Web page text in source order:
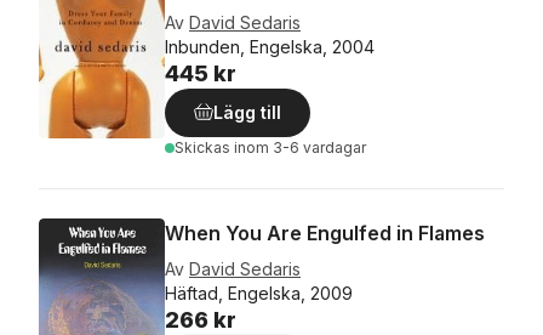
Av David Sedaris
Inbunden, Engelska, 2004
445 kr
Lägg till
Skickas inom 3-6 vardagar
When You Are Engulfed in Flames
Av David Sedaris
Häftad, Engelska, 2009
266 kr